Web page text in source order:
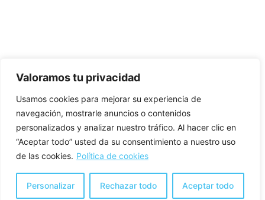
Valoramos tu privacidad
Usamos cookies para mejorar su experiencia de
navegación, mostrarle anuncios o contenidos
personalizados y analizar nuestro tráfico. Al hacer clic en
“Aceptar todo” usted da su consentimiento a nuestro uso
de las cookies. Política de cookies
Personalizar Rechazar todo Aceptar todo